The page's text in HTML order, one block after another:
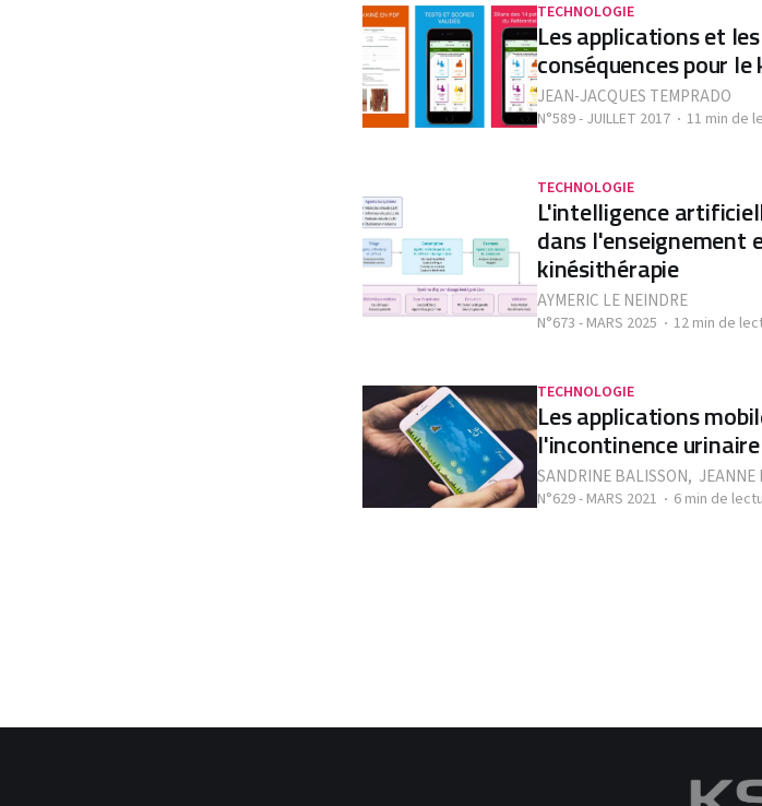
TECHNOLOGIE
Les applications et
conséquences pour
JEAN-JACQUES TEMPRADO
N°589 - JUILLET 2017 11 min de
TECHNOLOGIE
L'intelligence
dans l'enseignement
kinésithérapie
AYMERIC LE NEINDRE
N°673 - MARS 2025 12 min de
TECHNOLOGIE
Les applications
l'incontinence
SANDRINE BALISSON, JEANNE
N°629 - MARS 2021 6 min de